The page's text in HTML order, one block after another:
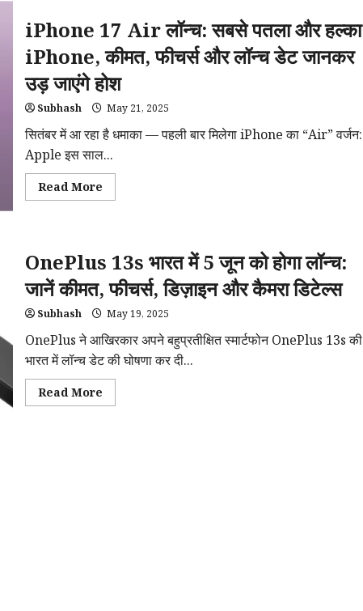
स्पेस-
बेस्ड
मिसाइल
डिफेंस
प्रणाली
क्या
है?
iPhone 17 Air लॉन्च: सबसे पतला और हल्का
iPhone, कीमत, फीचर्स और लॉन्च डेट जानकर
उड़ जाएंगे होश
Subhash May 21, 2025
सितंबर में आ रहा है धमाका — पहली बार मिलेगा iPhone का “Air” वर्जन:
Apple इस साल...
Read MoreRead
more
लॉन्च:
सबसे
पतला
और
हल्का
iPhone,
कीमत,
फीचर्स
और
लॉन्च
डेट
जानकर
उड़
जाएंगे
OnePlus 13s भारत में 5 जून को होगा लॉन्च:
जानें कीमत, फीचर्स, डिज़ाइन और कैमरा डिटेल्स
Subhash May 19, 2025
OnePlus ने आखिरकार अपने बहुप्रतीक्षित स्मार्टफोन OnePlus 13s की
भारत में लॉन्च डेट की घोषणा कर दी...
Read MoreRead
more